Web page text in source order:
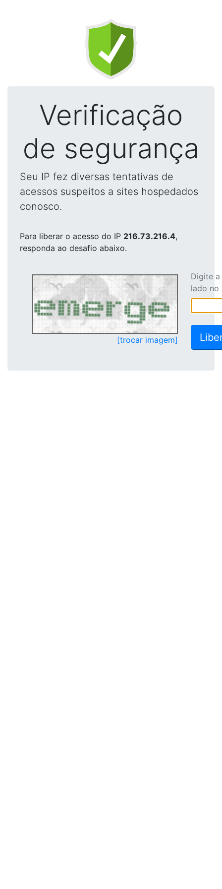
Verificação
de segurança
Seu IP fez diversas tentativas de
acessos suspeitos a sites hospedados
conosco.
Para liberar o acesso do IP 216.73.216.4,
responda ao desafio abaixo.
[trocar imagem]
Digite
lado no